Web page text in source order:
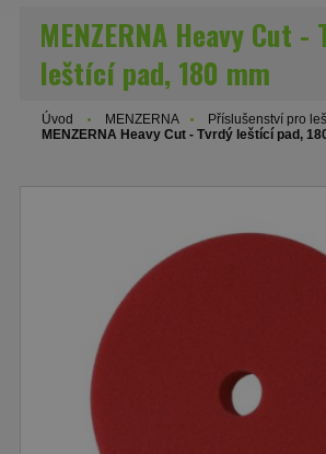
MENZERNA Heavy Cut -
leštící pad, 180 mm
Úvod MENZERNA
Příslušenství pro
MENZERNA Heavy Cut - Tvrdý leštící pad,